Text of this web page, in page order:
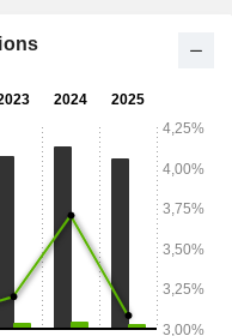
Le segment
des bâtiments
dans des activités